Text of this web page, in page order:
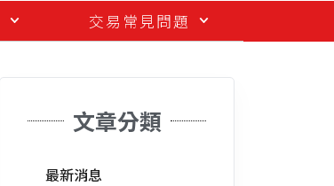
交易常見問題
文章分類
最新消息